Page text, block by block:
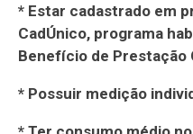
* Estar cadastrado em
CadÚnico, programa
Benefício de Prestação
* Possuir medição